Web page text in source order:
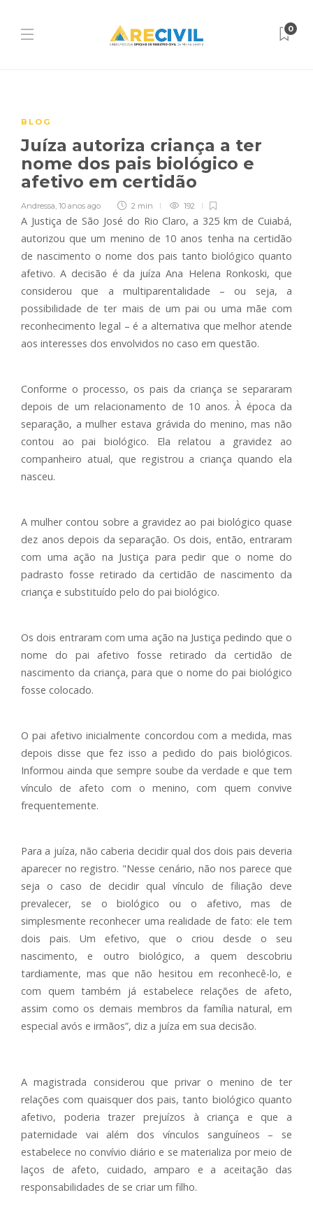
0
BLOG
Juíza autoriza criança a ter
nome dos pais biológico e
afetivo em certidão
Andressa, 10 anos ago 2 min 192
A Justiça de São José do Rio Claro, a 325 km de Cuiabá,
autorizou que um menino de 10 anos tenha na certidão
de nascimento o nome dos pais tanto biológico quanto
afetivo. A decisão é da juíza Ana Helena Ronkoski, que
considerou que a multiparentalidade – ou seja, a
possibilidade de ter mais de um pai ou uma mãe com
reconhecimento legal – é a alternativa que melhor atende
aos interesses dos envolvidos no caso em questão.
Conforme o processo, os pais da criança se separaram
depois de um relacionamento de 10 anos. À época da
separação, a mulher estava grávida do menino, mas não
contou ao pai biológico. Ela relatou a gravidez ao
companheiro atual, que registrou a criança quando ela
nasceu.
A mulher contou sobre a gravidez ao pai biológico quase
dez anos depois da separação. Os dois, então, entraram
com uma ação na Justiça para pedir que o nome do
padrasto fosse retirado da certidão de nascimento da
criança e substituído pelo do pai biológico.
Os dois entraram com uma ação na Justiça pedindo que o
nome do pai afetivo fosse retirado da certidão de
nascimento da criança, para que o nome do pai biológico
fosse colocado.
O pai afetivo inicialmente concordou com a medida, mas
depois disse que fez isso a pedido do pais biológicos.
Informou ainda que sempre soube da verdade e que tem
vínculo de afeto com o menino, com quem convive
frequentemente.
Para a juíza, não caberia decidir qual dos dois pais deveria
aparecer no registro. "Nesse cenário, não nos parece que
seja o caso de decidir qual vínculo de filiação deve
prevalecer, se o biológico ou o afetivo, mas de
simplesmente reconhecer uma realidade de fato: ele tem
dois pais. Um efetivo, que o criou desde o seu
nascimento, e outro biológico, a quem descobriu
tardiamente, mas que não hesitou em reconhecê-lo, e
com quem também já estabelece relações de afeto,
assim como os demais membros da família natural, em
especial avós e irmãos”, diz a juíza em sua decisão.
A magistrada considerou que privar o menino de ter
relações com quaisquer dos pais, tanto biológico quanto
afetivo, poderia trazer prejuízos à criança e que a
paternidade vai além dos vínculos sanguíneos – se
estabelece no convívio diário e se materializa por meio de
laços de afeto, cuidado, amparo e a aceitação das
responsabilidades de se criar um filho.